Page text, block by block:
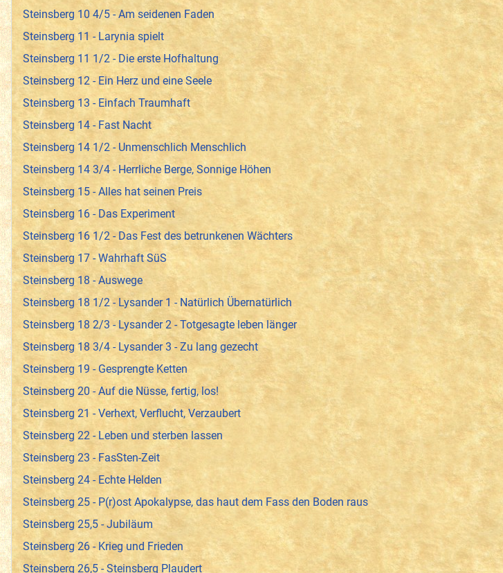
Steinsberg 10 4/5 - Am seidenen Faden
Steinsberg 11 - Larynia spielt
Steinsberg 11 1/2 - Die erste Hofhaltung
Steinsberg 12 - Ein Herz und eine Seele
Steinsberg 13 - Einfach Traumhaft
Steinsberg 14 - Fast Nacht
Steinsberg 14 1/2 - Unmenschlich Menschlich
Steinsberg 14 3/4 - Herrliche Berge, Sonnige Höhen
Steinsberg 15 - Alles hat seinen Preis
Steinsberg 16 - Das Experiment
Steinsberg 16 1/2 - Das Fest des betrunkenen Wächters
Steinsberg 17 - Wahrhaft SüS
Steinsberg 18 - Auswege
Steinsberg 18 1/2 - Lysander 1 - Natürlich Übernatürlich
Steinsberg 18 2/3 - Lysander 2 - Totgesagte leben länger
Steinsberg 18 3/4 - Lysander 3 - Zu lang gezecht
Steinsberg 19 - Gesprengte Ketten
Steinsberg 20 - Auf die Nüsse, fertig, los!
Steinsberg 21 - Verhext, Verflucht, Verzaubert
Steinsberg 22 - Leben und sterben lassen
Steinsberg 23 - FasSten-Zeit
Steinsberg 24 - Echte Helden
Steinsberg 25 - P(r)ost Apokalypse, das haut dem Fass den Boden raus
Steinsberg 25,5 - Jubiläum
Steinsberg 26 - Krieg und Frieden
Steinsberg 26,5 - Steinsberg Plaudert